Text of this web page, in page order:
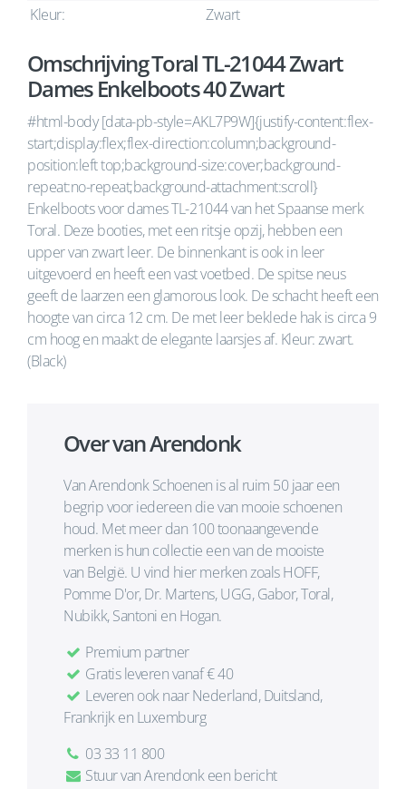
Kleur:
Zwart
Omschrijving Toral TL-21044 Zwart
Dames Enkelboots 40 Zwart
#html-body [data-pb-style=AKL7P9W]{justify-content:flex-
start;display:flex;flex-direction:column;background-
position:left top;background-size:cover;background-
repeat:no-repeat;background-attachment:scroll}
Enkelboots voor dames TL-21044 van het Spaanse merk
Toral. Deze booties, met een ritsje opzij, hebben een
upper van zwart leer. De binnenkant is ook in leer
uitgevoerd en heeft een vast voetbed. De spitse neus
geeft de laarzen een glamorous look. De schacht heeft een
hoogte van circa 12 cm. De met leer beklede hak is circa 9
cm hoog en maakt de elegante laarsjes af. Kleur: zwart.
(Black)
Over van Arendonk
Van Arendonk Schoenen is al ruim 50 jaar een
begrip voor iedereen die van mooie schoenen
houd. Met meer dan 100 toonaangevende
merken is hun collectie een van de mooiste
van België. U vind hier merken zoals HOFF,
Pomme D'or, Dr. Martens, UGG, Gabor, Toral,
Nubikk, Santoni en Hogan.
Premium partner
Gratis leveren vanaf € 40
Leveren ook naar Nederland, Duitsland,
Frankrijk en Luxemburg
03 33 11 800
Stuur van Arendonk een bericht